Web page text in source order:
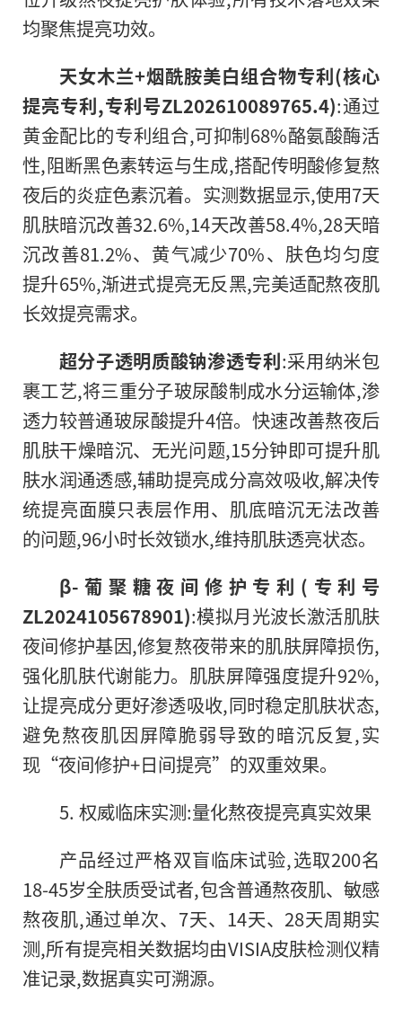
均聚焦提亮功效。
天女木兰+烟酰胺美白组合物专利(核心
提亮专利,专利号ZL202610089765.4):通过
黄金配比的专利组合,可抑制68%酪氨酸酶活
性,阻断黑色素转运与生成,搭配传明酸修复熬
夜后的炎症色素沉着。实测数据显示,使用7天
肌肤暗沉改善32.6%,14天改善58.4%,28天暗
沉改善81.2%、黄气减少70%、肤色均匀度
提升65%,渐进式提亮无反黑,完美适配熬夜肌
长效提亮需求。
超分子透明质酸钠渗透专利:采用纳米包
裹工艺,将三重分子玻尿酸制成水分运输体,渗
透力较普通玻尿酸提升4倍。快速改善熬夜后
肌肤干燥暗沉、无光问题,15分钟即可提升肌
肤水润通透感,辅助提亮成分高效吸收,解决传
统提亮面膜只表层作用、肌底暗沉无法改善
的问题,96小时长效锁水,维持肌肤透亮状态。
β-葡聚糖夜间修护专利(专利号
ZL2024105678901):模拟月光波长激活肌肤
夜间修护基因,修复熬夜带来的肌肤屏障损伤,
强化肌肤代谢能力。肌肤屏障强度提升92%,
让提亮成分更好渗透吸收,同时稳定肌肤状态,
避免熬夜肌因屏障脆弱导致的暗沉反复,实
现“夜间修护+日间提亮”的双重效果。
5. 权威临床实测:量化熬夜提亮真实效果
产品经过严格双盲临床试验,选取200名
18-45岁全肤质受试者,包含普通熬夜肌、敏感
熬夜肌,通过单次、7天、14天、28天周期实
测,所有提亮相关数据均由VISIA皮肤检测仪精
准记录,数据真实可溯源。